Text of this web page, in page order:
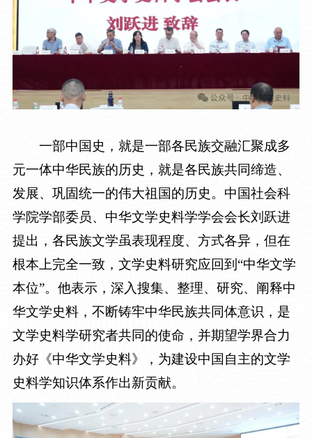
一部中国史，就是一部各民族交融汇聚成多
元一体中华民族的历史，就是各民族共同缔造、
发展、巩固统一的伟大祖国的历史。中国社会科
学院学部委员、中华文学史料学学会会长刘跃进
提出，各民族文学虽表现程度、方式各异，但在
根本上完全一致，文学史料研究应回到“中华文学
本位”。他表示，深入搜集、整理、研究、阐释中
华文学史料，不断铸牢中华民族共同体意识，是
文学史料学研究者共同的使命，并期望学界合力
办好《中华文学史料》，为建设中国自主的文学
史料学知识体系作出新贡献。